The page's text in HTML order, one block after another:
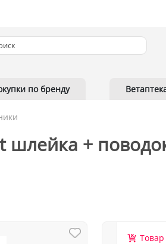
по бренду
шлейка +